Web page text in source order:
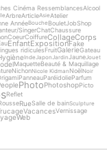
Cinéma RessemblancesAlcool
ArbreArticleAsieAtelier
AnnéeBouche BouletJobShop
SingerChatChaussure
CoeurCoiffureCollageCorps
EnfantExpositionFake
ridiculesFruitGalerieGateau
Inde Japon JardinJaune Jouet
MaquetteBeauté & Maquillage
NichonNicole Kidman NoëlNoir
PanneauParéidolieParfum
PhotoPhotoshopPicto
Reflet
RueSalle de bainSculpture
VacancesVernissage
Web